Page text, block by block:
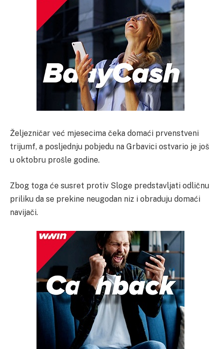
Željezničar već mjesecima čeka domaći prvenstveni
trijumf, a posljednju pobjedu na Grbavici ostvario je još
u oktobru prošle godine.
Zbog toga će susret protiv Sloge predstavljati odličnu
priliku da se prekine neugodan niz i obraduju domaći
navijači.